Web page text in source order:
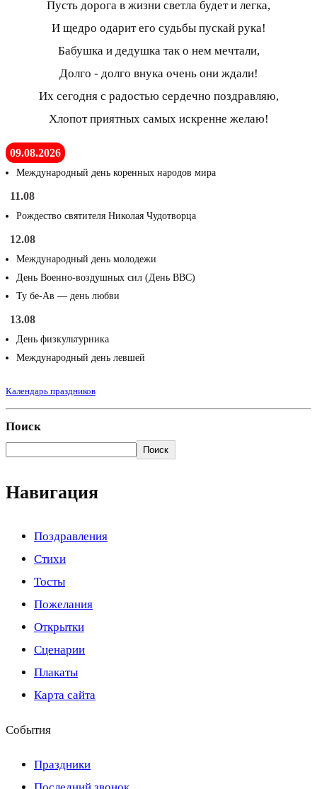
Пусть дорога в жизни светла будет и легка,
И щедро одарит его судьбы пускай рука!
Бабушка и дедушка так о нем мечтали,
Долго - долго внука очень они ждали!
Их сегодня с радостью сердечно поздравляю,
Хлопот приятных самых искренне желаю!
09.08.2026
Международный день коренных народов мира
11.08
Рождество святителя Николая Чудотворца
12.08
Международный день молодежи
День Военно-воздушных сил (День ВВС)
Ту бе-Ав — день любви
13.08
День физкультурника
Международный день левшей
Календарь праздников
Поиск
Поиск
Навигация
Поздравления
Стихи
Тосты
Пожелания
Открытки
Сценарии
Плакаты
Карта сайта
События
Праздники